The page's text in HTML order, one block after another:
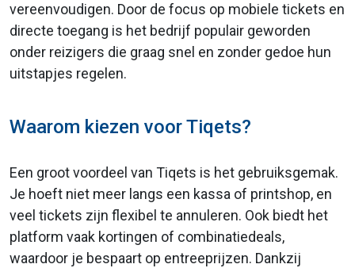
vereenvoudigen. Door de focus op mobiele tickets en
directe toegang is het bedrijf populair geworden
onder reizigers die graag snel en zonder gedoe hun
uitstapjes regelen.
Waarom kiezen voor Tiqets?
Een groot voordeel van Tiqets is het gebruiksgemak.
Je hoeft niet meer langs een kassa of printshop, en
veel tickets zijn flexibel te annuleren. Ook biedt het
platform vaak kortingen of combinatiedeals,
waardoor je bespaart op entreeprijzen. Dankzij